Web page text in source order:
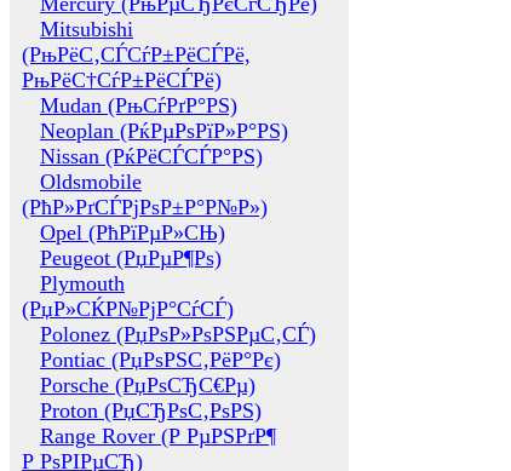
Mitsubishi
(РњРёС‚СЃСѓР±РёСЃРё,
РњРёС†СѓР±РёСЃРё)
Mudan (РњСѓРґР°РЅ)
Neoplan (РќРµРѕРїР»Р°РЅ)
Nissan (РќРёСЃСЃР°РЅ)
Oldsmobile
(РћР»РґСЃРјРѕР±Р°Р№Р»)
Opel (РћРїРµР»СЊ)
Peugeot (РџРµР¶Рѕ)
Plymouth
(РџР»СЌР№РјР°СѓСЃ)
Polonez (РџРѕР»РѕРЅРµС‚СЃ)
Pontiac (РџРѕРЅС‚РёР°Рє)
Porsche (РџРѕСЂС€Рµ)
Proton (РџСЂРѕС‚РѕРЅ)
Range Rover (Р РµРЅРґР¶
Р РѕРІРµСЂ)